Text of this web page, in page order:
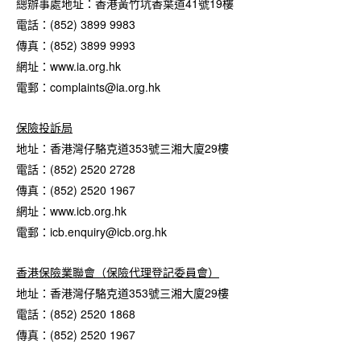
電話：(852) 3899 9983
傳真：(852) 3899 9993
網址：www.ia.org.hk
電郵：complaints@ia.org.hk
保險投訴局
地址：香港灣仔駱克道353號三湘大廈29樓
電話：(852) 2520 2728
傳真：(852) 2520 1967
網址：www.icb.org.hk
電郵：icb.enquiry@icb.org.hk
香港保險業聯會（保險代理登記委員會）
地址：香港灣仔駱克道353號三湘大廈29樓
電話：(852) 2520 1868
傳真：(852) 2520 1967